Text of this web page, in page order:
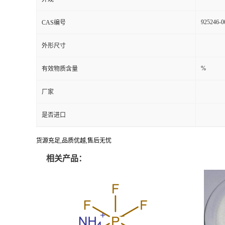
CAS编号 925246-
外形尺寸
有效物质含量 %
厂家
是否进口
货源充足,品质优越,售后无忧
相关产品：